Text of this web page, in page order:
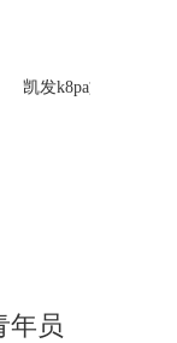
凯发k8pa旗舰的产品
年员